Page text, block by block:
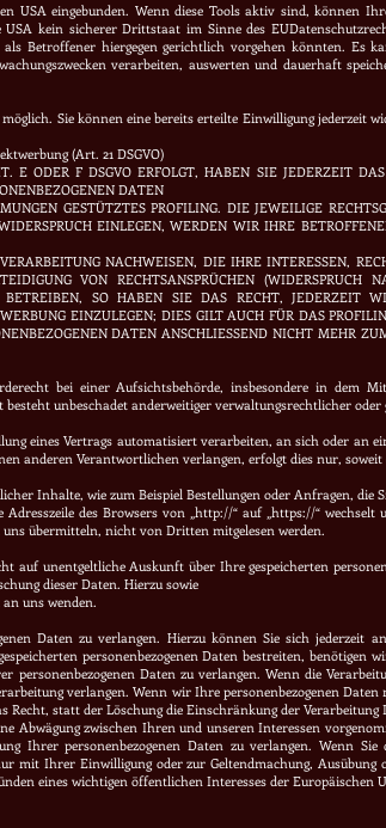
eingebunden. Wenn diese Tools aktiv sind, können
kein sicherer Drittstaat im Sinne des
Betroffener hiergegen gerichtlich vorgehen könnten. Es
verarbeiten, auswerten und dauerhaft
Sie können eine bereits erteilte Einwilligung jederzeit
(Art. 21 DSGVO)
ODER F DSGVO ERFOLGT, HABEN SIE JEDERZEIT
DATEN
GESTÜTZTES PROFILING. DIE JEWEILIGE
EINLEGEN, WERDEN WIR IHRE
NACHWEISEN, DIE IHRE INTERESSEN,
VON RECHTSANSPRÜCHEN
SO HABEN SIE DAS RECHT, JEDERZEIT
EINZULEGEN; DIES GILT AUCH FÜR DAS
DATEN ANSCHLIESSEND NICHT MEHR
bei einer Aufsichtsbehörde, insbesondere in dem
unbeschadet anderweitiger verwaltungsrechtlicher
eines Vertrags automatisiert verarbeiten, an sich oder an
anderen Verantwortlichen verlangen, erfolgt dies nur,
Inhalte, wie zum Beispiel Bestellungen oder Anfragen, die
des Browsers von „http://“ auf „https://“
uns übermitteln, nicht von Dritten mitgelesen werden.
auf unentgeltliche Auskunft über Ihre gespeicherten
dieser Daten. Hierzu sowie
uns wenden.
Daten zu verlangen. Hierzu können Sie sich jederzeit
personenbezogenen Daten bestreiten, benötigen
Daten zu verlangen. Wenn die
verlangen. Wenn wir Ihre personenbezogenen
Recht, statt der Löschung die Einschränkung der
Abwägung zwischen Ihren und unseren Interessen
Ihrer personenbezogenen Daten zu verlangen. Wenn
mit Ihrer Einwilligung oder zur Geltendmachung, Ausübung
eines wichtigen öffentlichen Interesses der Europäischen